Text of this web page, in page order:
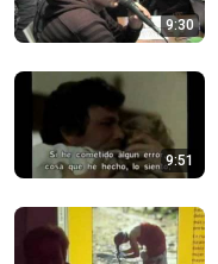
9:30
9:51